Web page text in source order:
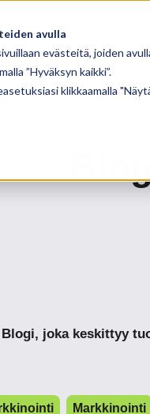
avulla
evästeitä, joiden
”Hyväksyn kaikki”.
klikkaamalla
Blogi, joka keskittyy
Markkinointi